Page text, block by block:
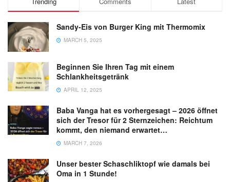
Sandy-Eis von Burger King mit Thermomix
MARCH 5, 2025
Beginnen Sie Ihren Tag mit einem
Schlankheitsgetränk
APRIL 12, 2025
Baba Vanga hat es vorhergesagt – 2026 öffnet
sich der Tresor für 2 Sternzeichen: Reichtum
kommt, den niemand erwartet…
MARCH 7, 2026
Unser bester Schaschliktopf wie damals bei
Oma in 1 Stunde!